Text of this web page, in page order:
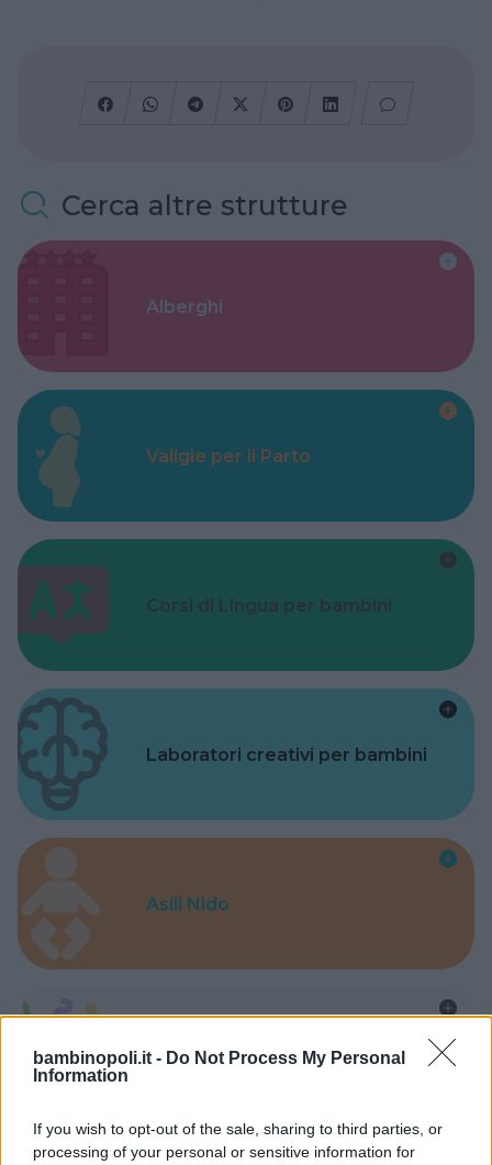
bambinopoli.it - Do Not Process My Personal
Information
If you wish to opt-out of the sale, sharing to third parties, or
processing of your personal or sensitive information for
Cerca altre strutture
Alberghi
Valigie per il Parto
Corsi di Lingua per bambini
Laboratori creativi per bambini
Asili Nido
Feste